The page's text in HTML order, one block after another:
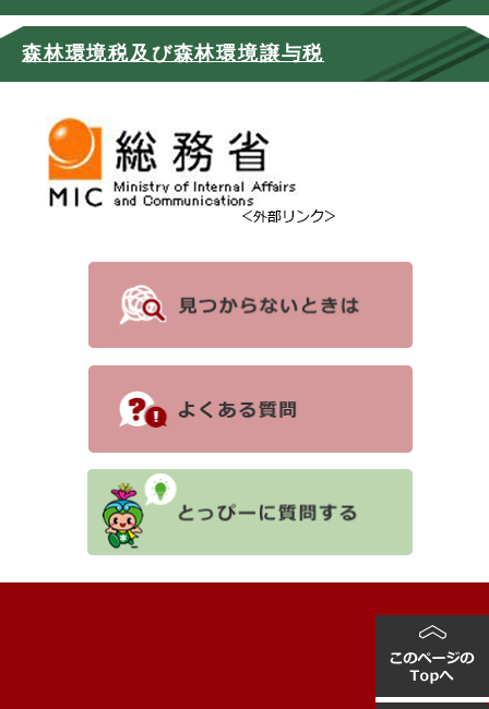
森林環境税及び森林環境譲与税